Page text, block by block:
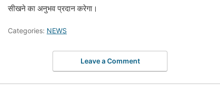
सीखने का अनुभव प्रदान करेगा।
Categories: NEWS
Leave a Comment